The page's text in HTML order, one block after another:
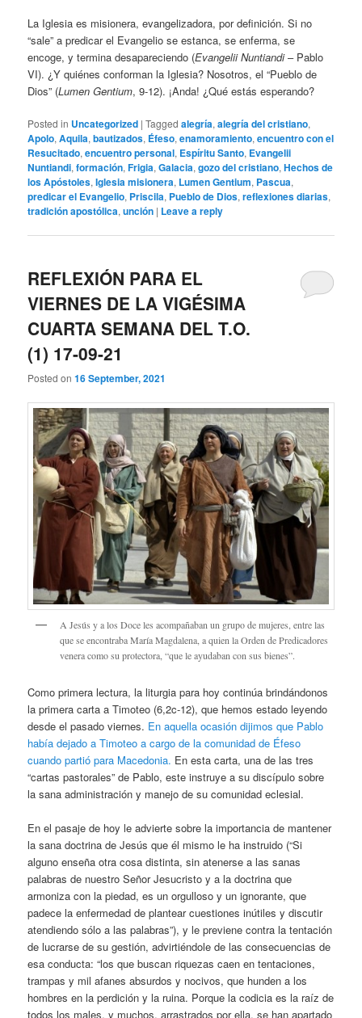
La Iglesia es misionera, evangelizadora, por definición. Si no
“sale” a predicar el Evangelio se estanca, se enferma, se
encoge, y termina desapareciendo (Evangelii Nuntiandi– Pablo
VI). ¿Y quiénes conforman la Iglesia? Nosotros, el “Pueblo de
Dios” (Lumen Gentium, 9-12). ¡Anda! ¿Qué estás esperando?
Posted in Uncategorized |Tagged alegría,alegría del cristiano,
Apolo,Aquila,bautizados, Éfeso,enamoramiento,encuentro con el
Resucitado,encuentro personal, Espíritu Santo, Evangelii
Nuntiandi,formación,Frigia,Galacia,gozo del cristiano,Hechos de
los Apóstoles,Iglesia misionera, Lumen Gentium, Pascua,
predicar el Evangelio, Priscila, Pueblo de Dios,reflexiones diarias,
tradición apostólica,unción | Leave a reply
REFLEXIÓN PARA EL
VIERNES DE LA VIGÉSIMA
CUARTA SEMANA DEL T.O.
(1) 17-09-21
Posted on16 September, 2021
A Jesús y a los Doce les acompañaban un grupo de mujeres, entre las
que se encontraba María Magdalena, a quien la Orden de Predicadores
venera como su protectora, “que le ayudaban con sus bienes”.
Como primera lectura, la liturgia para hoy continúa brindándonos
la primera carta a Timoteo (6,2c-12), que hemos estado leyendo
desde el pasado viernes. En aquella ocasión dijimos que Pablo
había dejado a Timoteo a cargo de la comunidad de Éfeso
cuando partió para Macedonia. En esta carta, una de las tres
“cartas pastorales” de Pablo, este instruye a su discípulo sobre
la sana administración y manejo de su comunidad eclesial.
En el pasaje de hoy le advierte sobre la importancia de mantener
la sana doctrina de Jesús que él mismo le ha instruido (“Si
alguno enseña otra cosa distinta, sin atenerse a las sanas
palabras de nuestro Señor Jesucristo y a la doctrina que
armoniza con la piedad, es un orgulloso y un ignorante, que
padece la enfermedad de plantear cuestiones inútiles y discutir
atendiendo sólo a las palabras”), y le previene contra la tentación
de lucrarse de su gestión, advirtiéndole de las consecuencias de
esa conducta: “los que buscan riquezas caen en tentaciones,
trampas y mil afanes absurdos y nocivos, que hunden a los
hombres en la perdición y la ruina. Porque la codicia es la raíz de
todos los males, y muchos, arrastrados por ella, se han apartado